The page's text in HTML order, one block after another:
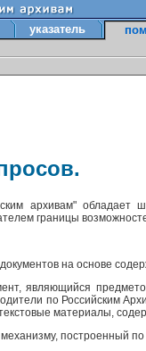
указатель
архивам" обладает
границы
на основе
являющийся
по Российским
материалы,
построенный